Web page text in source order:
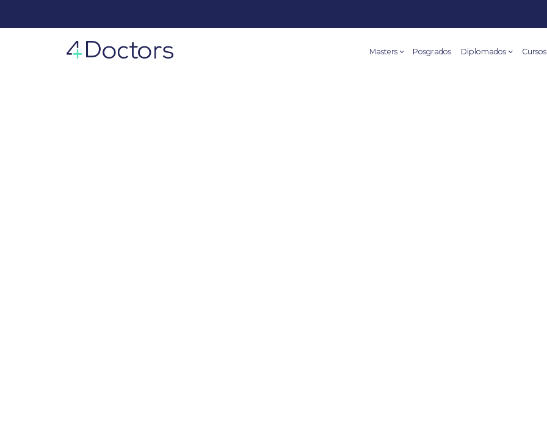
Masters Posgrados Diplomados Cursos